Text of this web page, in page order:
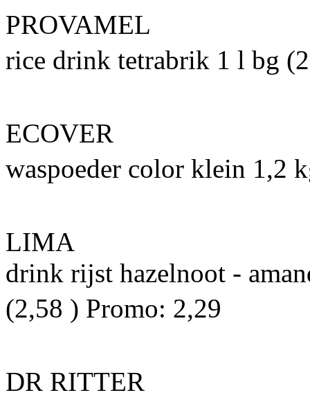
PROVAMEL
rice drink tetrabrik 1 l bg
ECOVER
waspoeder color klein 1,2
LIMA
drink rijst hazelnoot -
(2,58 ) Promo: 2,29 
DR RITTER